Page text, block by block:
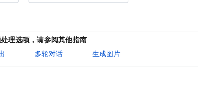
理选项，请参阅其他指南
多轮对话 生成图片